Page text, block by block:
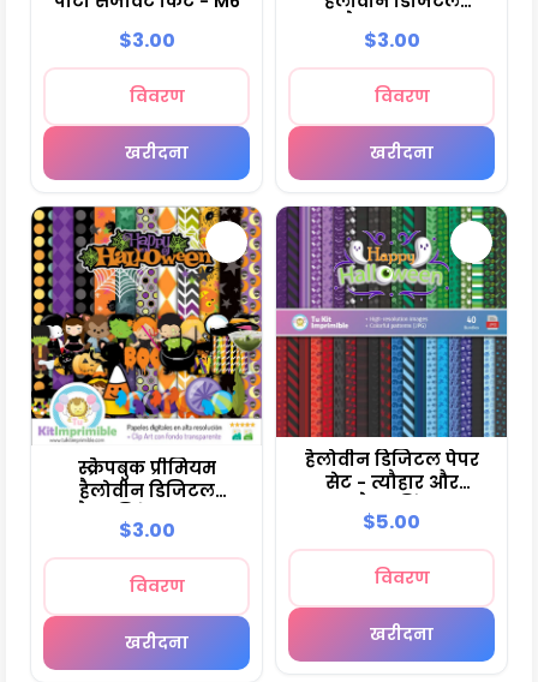
$3.00
विवरण
खरीदना
$3.00
विवरण
खरीदना
स्क्रैपबुक प्रीमियम
हैलोवीन डिजिटल
$3.00
विवरण
खरीदना
हैलोवीन डिजिटल पेपर
सेट - त्यौहार और
$5.00
विवरण
खरीदना